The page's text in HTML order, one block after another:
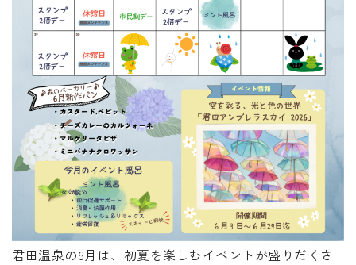
君田温泉の6月は、初夏を楽しむイベントが盛りだくさ